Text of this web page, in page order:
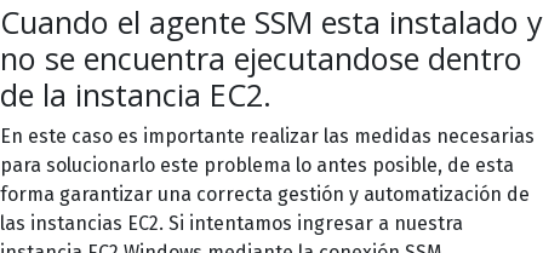
Cuando el agente SSM esta instalado y
no se encuentra ejecutandose dentro
de la instancia EC2.
En este caso es importante realizar las medidas necesarias
para solucionarlo este problema lo antes posible, de esta
forma garantizar una correcta gestión y automatización de
las instancias EC2. Si intentamos ingresar a nuestra